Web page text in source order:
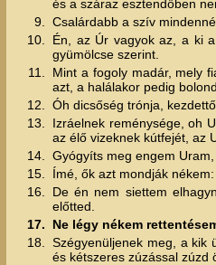
és a száraz esztendőben
9.
Csalárdabb a szív
10.
Én, az Úr vagyok az, a ki
gyümölcse szerint.
11.
Mint a fogoly madár, mely
azt, a halálakor pedig
12.
Óh dicsőség trónja,
13.
Izráelnek reménysége, oh
az élő vizeknek kútfejét, az
14.
Gyógyíts meg engem
15.
Ímé, ők azt mondják
16.
De én nem siettem
előtted.
17.
Ne légy nékem
18.
Szégyenüljenek meg, a kik
és kétszeres zúzással zúzd